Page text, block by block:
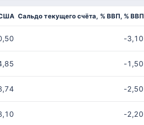
США Сальдо текущего счёта, % ВВП, % ВВП
-3,10
-1,50
-2,50
-2,20